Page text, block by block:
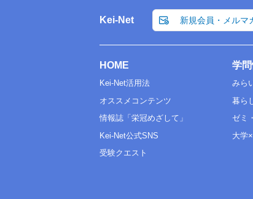
Kei-Net 新規会員・メルマ
HOME
Kei-Net活用法
オススメコンテンツ
情報誌「栄冠めざして」
Kei-Net公式SNS
受験クエスト
学
みら
暮ら
ゼミ
大学